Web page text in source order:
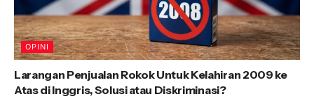
OPINI
Larangan Penjualan Rokok Untuk Kelahiran 2009 ke
Atas di Inggris, Solusi atau Diskriminasi?